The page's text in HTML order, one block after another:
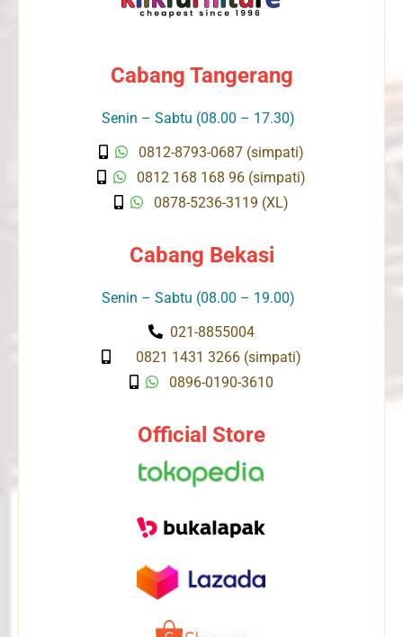
Cabang Tangerang
Senin – Sabtu (08.00 – 17.30)
0812-8793-0687 (simpati)
0812 168 168 96 (simpati)
0878-5236-3119 (XL)
Cabang Bekasi
Senin – Sabtu (08.00 – 19.00)
021-8855004
0821 1431 3266 (simpati)
0896-0190-3610
Official Store